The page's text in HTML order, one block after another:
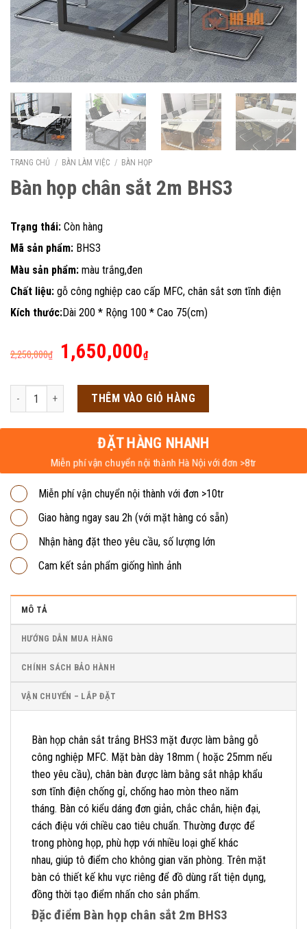
TRANG CHỦ / BÀN LÀM VIỆC / BÀN HỌP
Bàn họp chân sắt 2m BHS3
Trạng thái: Còn hàng
Mã sản phẩm: BHS3
Màu sản phẩm: màu trắng,đen
Chất liệu: gỗ công nghiệp cao cấp MFC, chân sắt sơn tĩnh điện
Kích thước:Dài 200 * Rộng 100 * Cao 75(cm)
2,250,000₫
Giá
là:
2,250,000₫.
1,650,000₫Giá
tại
là:
1,650,000₫.
Bàn họp chân sắt 2m BHS3 số lượng
THÊM VÀO GIỎ HÀNG
ĐẶT HÀNG NHANH
Miễn phí vận chuyển nội thành Hà Nội với đơn >8tr
Miễn phí vận chuyển nội thành với đơn >10tr
Giao hàng ngay sau 2h (với mặt hàng có sẵn)
Nhận hàng đặt theo yêu cầu, số lượng lớn
Cam kết sản phẩm giống hình ảnh
MÔ TẢ
HƯỚNG DẪN MUA HÀNG
CHÍNH SÁCH BẢO HÀNH
VẬN CHUYỂN – LẮP ĐẶT
Bàn họp chân sắt trắng BHS3 mặt được làm bằng gỗ
công nghiệp MFC. Mặt bàn dày 18mm ( hoặc 25mm nếu
theo yêu cầu), chân bàn được làm bằng sắt nhập khẩu
sơn tĩnh điện chống gỉ, chống hao mòn theo năm
tháng. Bàn có kiểu dáng đơn giản, chắc chắn, hiện đại,
cách điệu với chiều cao tiêu chuẩn. Thường được để
trong phòng họp, phù hợp với nhiều loại ghế khác
nhau, giúp tô điểm cho không gian văn phòng. Trên mặt
bàn có thiết kế khu vực riêng để đồ dùng rất tiện dụng,
đồng thời tạo điểm nhấn cho sản phẩm.
Đặc điểm Bàn họp chân sắt 2m BHS3